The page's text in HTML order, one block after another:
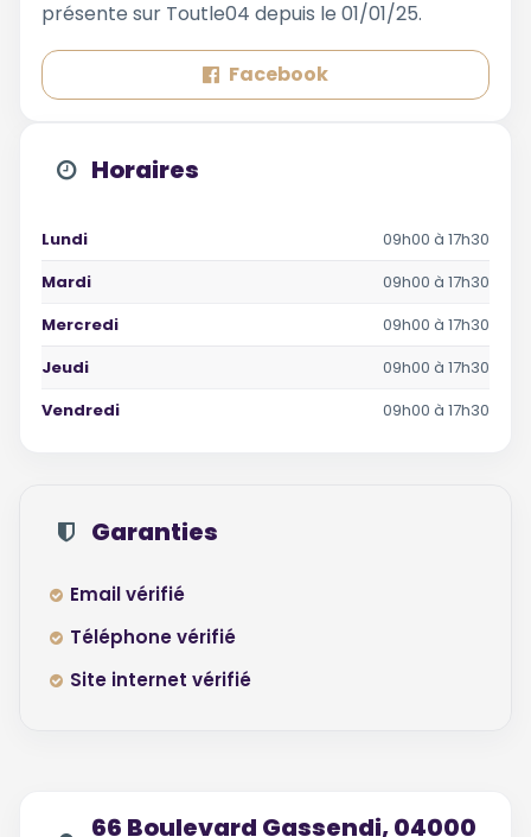
présente sur Toutle04 depuis le 01/01/25.
Facebook
Horaires
Lundi
09h00 à 17h30
Mardi
09h00 à 17h30
Mercredi
09h00 à 17h30
Jeudi
09h00 à 17h30
Vendredi
09h00 à 17h30
Garanties
Email vérifié
Téléphone vérifié
Site internet vérifié
66 Boulevard Gassendi, 04000